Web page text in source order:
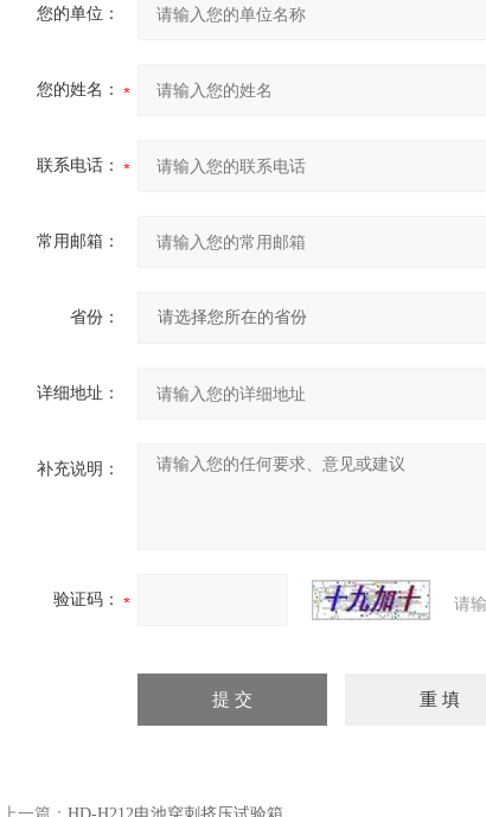
您的单位：
您的姓名：
联系电话：
常用邮箱：
省份：
详细地址：
补充说明：
验证码： 请